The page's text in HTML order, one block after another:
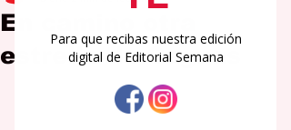
En camino otra
estrella de Caguas